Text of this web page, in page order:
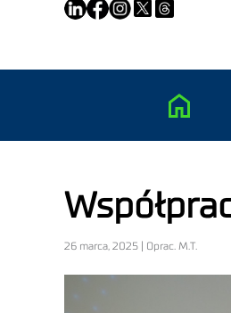
26 marca, 2025 | Oprac. M.T.